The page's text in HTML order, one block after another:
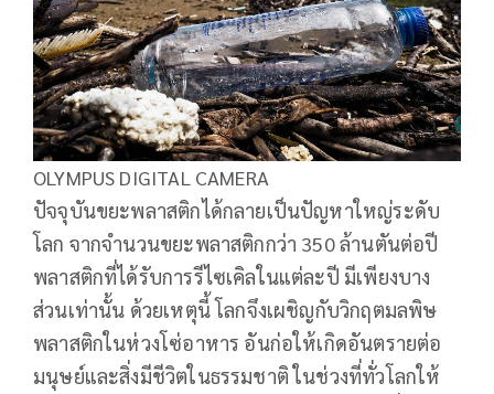
OLYMPUS DIGITAL CAMERA
ปัจจุบันขยะพลาสติกได้กลายเป็นปัญหาใหญ่ระดับ
โลก จากจำนวนขยะพลาสติกกว่า 350 ล้านตันต่อปี
พลาสติกที่ได้รับการรีไซเคิลในแต่ละปี มีเพียงบาง
ส่วนเท่านั้น ด้วยเหตุนี้ โลกจึงเผชิญกับวิกฤตมลพิษ
พลาสติกในห่วงโซ่อาหาร อันก่อให้เกิดอันตรายต่อ
มนุษย์และสิ่งมีชีวิตในธรรมชาติ ในช่วงที่ทั่วโลกให้